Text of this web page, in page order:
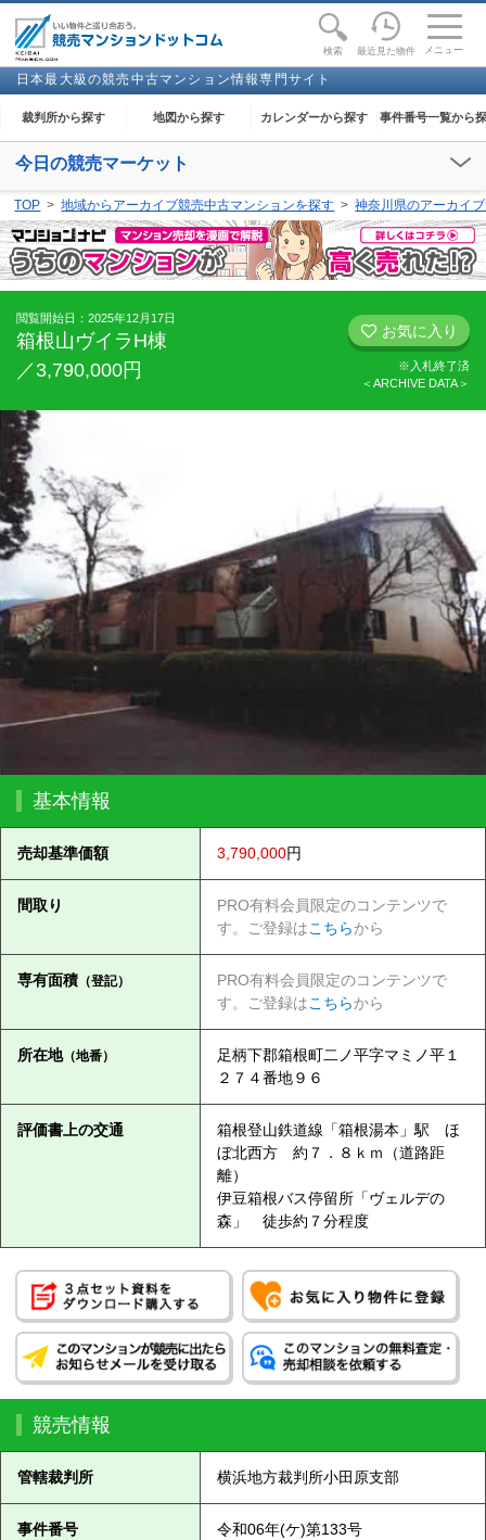
検索 最近見た物件 メニュー
日本最大級の競売中古マンション情報専門サイト
裁判所から探す 地図から探す カレンダーから探す 事件番号一覧から
toggle
今日の競売マーケット
閲覧開始：下妻、足利、大田原、奈良、和歌山、金沢、能代、高知
TOP 地域からアーカイブ競売中古マンションを探す 神奈川県のアーカイ
閲覧開始日：2025年12月17日
箱根山ヴイラH棟
／3,790,000円
お気に入り
※入札終了済
＜ARCHIVE DATA＞
基本情報
売却基準価額 3,790,000円
間取り
PRO有料会員限定のコンテンツで
す。ご登録はこちらから
専有面積（登記）
PRO有料会員限定のコンテンツで
す。ご登録はこちらから
所在地（地番）
足柄下郡箱根町二ノ平字マミノ平１
２７４番地９６
評価書上の交通
箱根登山鉄道線「箱根湯本」駅 ほ
ぼ北西方 約７．８ｋｍ（道路距
離）
伊豆箱根バス停留所「ヴェルデの
森」 徒歩約７分程度
競売情報
管轄裁判所 横浜地方裁判所小田原支部
事件番号 令和06年(ケ)第133号